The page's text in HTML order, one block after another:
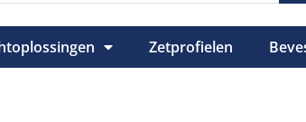
Zetprofielen